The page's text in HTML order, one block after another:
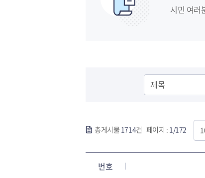
시민 여러
총게시물 1714건 페이지 : 1/172
번호